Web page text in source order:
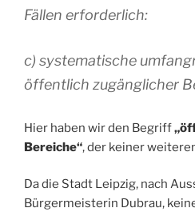
Fällen erforderlich:
c) systematische
öffentlich zugänglicher
Hier haben wir den Begriff
Bereiche“, der keiner
Da die Stadt Leipzig, nach
Bürgermeisterin Dubrau,